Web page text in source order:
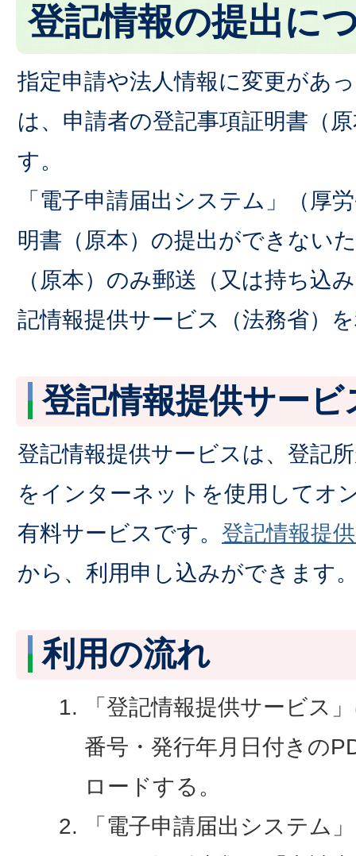
登記情報の提出に
指定申請や法人情報に変更があ
は、申請者の登記事項証明書（
す。
「電子申請届出システム」（厚
明書（原本）の提出ができない
（原本）のみ郵送（又は持ち込
記情報提供サービス（法務省）
登記情報提供サービ
登記情報提供サービスは、登記
をインターネットを使用してオ
有料サービスです。 登記情報提
から、利用申し込みができます
利用の流れ
「登記情報提供サービス
番号・発行年月日付きの
ロードする。
「電子申請届出システム